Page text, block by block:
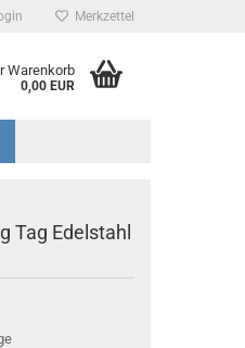
Merkzettel
Warenkorb
0,00 EUR
Tag Edelstahl